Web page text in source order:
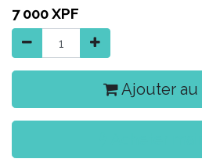
7 000XPF
Ajouter au